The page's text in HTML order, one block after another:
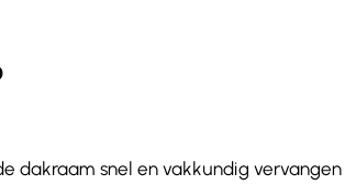
dakraam snel en vakkundig